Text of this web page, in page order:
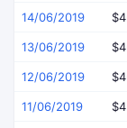
14/06/2019
13/06/2019
12/06/2019
11/06/2019